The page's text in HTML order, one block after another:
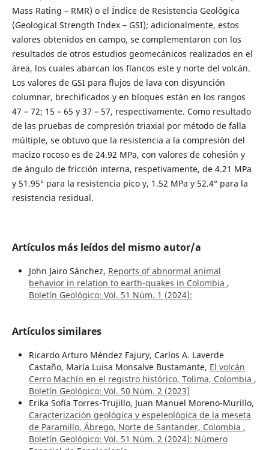
Mass Rating – RMR) o el Índice de Resistencia Geológica
(Geological Strength Index – GSI); adicionalmente, estos
valores obtenidos en campo, se complementaron con los
resultados de otros estudios geomecánicos realizados en el
área, los cuales abarcan los flancos este y norte del volcán.
Los valores de GSI para flujos de lava con disyunción
columnar, brechificados y en bloques están en los rangos
47 – 72; 15 – 65 y 37 – 57, respectivamente. Como resultado
de las pruebas de compresión triaxial por método de falla
múltiple, se obtuvo que la resistencia a la compresión del
macizo rocoso es de 24.92 MPa, con valores de cohesión y
de ángulo de fricción interna, respetivamente, de 4.21 MPa
y 51.95° para la resistencia pico y, 1.52 MPa y 52.4° para la
resistencia residual.
Artículos más leídos del mismo autor/a
John Jairo Sánchez, Reports of abnormal animal
behavior in relation to earth-quakes in Colombia ,
Boletín Geológico: Vol. 51 Núm. 1 (2024):
Artículos similares
Ricardo Arturo Méndez Fajury, Carlos A. Laverde
Castaño, María Luisa Monsalve Bustamante, El volcán
Cerro Machín en el registro histórico, Tolima, Colombia ,
Boletín Geológico: Vol. 50 Núm. 2 (2023)
Erika Sofía Torres-Trujillo, Juan Manuel Moreno-Murillo,
Caracterización geológica y espeleológica de la meseta
de Paramillo, Ábrego, Norte de Santander, Colombia ,
Boletín Geológico: Vol. 51 Núm. 2 (2024): Número